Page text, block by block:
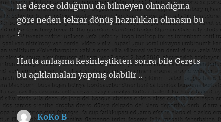
ne derece olduğunu da bilmeyen olmadığına
göre neden tekrar dönüş hazırlıkları olmasın bu
?
Hatta anlaşma kesinleştikten sonra bile Gerets
bu açıklamaları yapmış olabilir ..
KoKo Bdedi